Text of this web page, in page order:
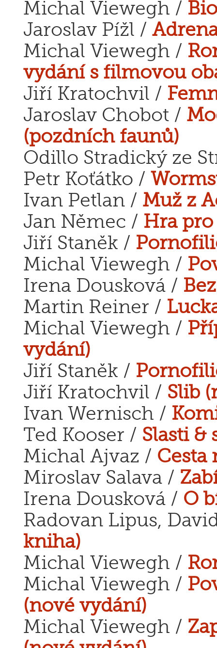
Michal Viewegh /
Jaroslav Pížl /
Michal Viewegh /
vydání s filmovou
Jiří Kratochvil /
Jaroslav Chobot /
(pozdních faunů)
Odillo Stradický ze
Petr Koťátko /
Ivan Petlan / Muž z
Jan Němec / Hra
Jiří Staněk /
Michal Viewegh /
Irena Dousková /
Martin Reiner /
Michal Viewegh /
vydání)
Jiří Staněk /
Jiří Kratochvil / Slib
Ivan Wernisch /
Ted Kooser / Slasti &
Michal Ajvaz / Cesta
Miroslav Salava /
Irena Dousková / O
Radovan Lipus,
kniha)
Michal Viewegh /
Michal Viewegh /
(nové vydání)
Michal Viewegh /